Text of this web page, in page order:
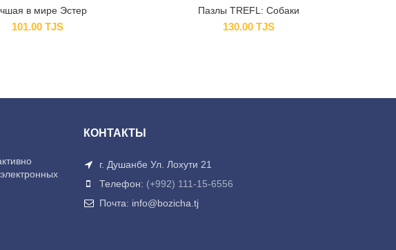
в мире Эстер
101.00TJS
Пазлы TREFL: Собаки
130.00 TJS
КОНТАКТЫ
г. Душанбе Ул. Лохути 21
Телефон: (+992) 111-15-6556
Почта: info@bozicha.tj